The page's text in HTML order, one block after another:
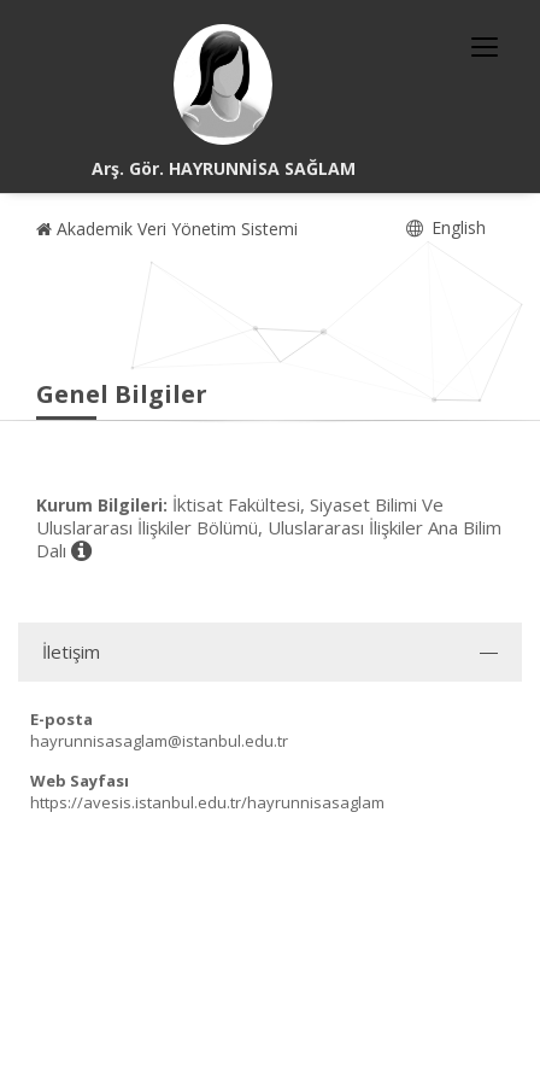
Arş. Gör. HAYRUNNİSA SAĞLAM
Akademik Veri Yönetim Sistemi English
Genel Bilgiler
Kurum Bilgileri: İktisat Fakültesi, Siyaset Bilimi Ve
Uluslararası İlişkiler Bölümü, Uluslararası İlişkiler Ana Bilim
Dalı
İletişim
E-posta
hayrunnisasaglam@istanbul.edu.tr
Web Sayfası
https://avesis.istanbul.edu.tr/hayrunnisasaglam